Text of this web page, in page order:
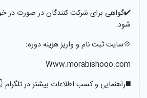
✔️گواهی برای شرکت کنندگان در صورت
شود.
💠سایت ثبت نام و واریز هزینه دوره:
‌Www.morabishooo.com
◼️راهنمایی و کسب اطلاعات بیشتر در تلگرام